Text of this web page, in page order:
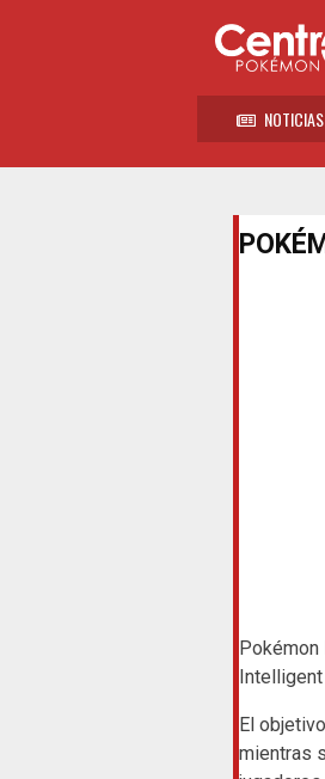
NOTICIAS
Pokémon
El
mientras